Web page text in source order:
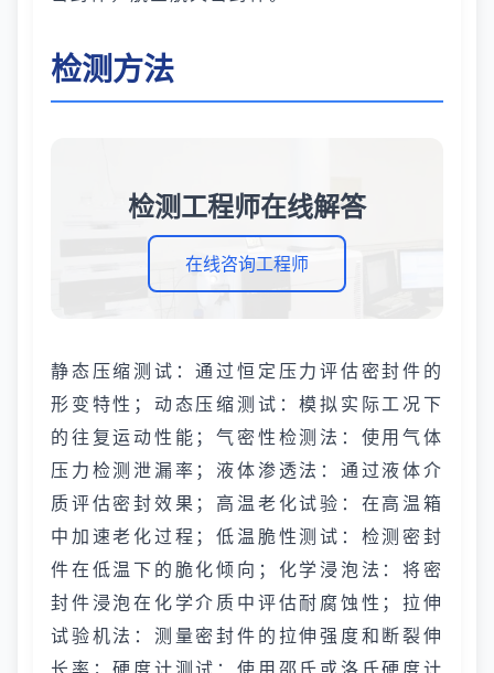
检测方法
检测工程师在线解答
在线咨询工程师
静态压缩测试：通过恒定压力评估密封件的
形变特性；动态压缩测试：模拟实际工况下
的往复运动性能；气密性检测法：使用气体
压力检测泄漏率；液体渗透法：通过液体介
质评估密封效果；高温老化试验：在高温箱
中加速老化过程；低温脆性测试：检测密封
件在低温下的脆化倾向；化学浸泡法：将密
封件浸泡在化学介质中评估耐腐蚀性；拉伸
试验机法：测量密封件的拉伸强度和断裂伸